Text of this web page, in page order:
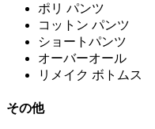
ポリ パンツ
コットン パンツ
ショートパンツ
オーバーオール
リメイク ボトムス
その他